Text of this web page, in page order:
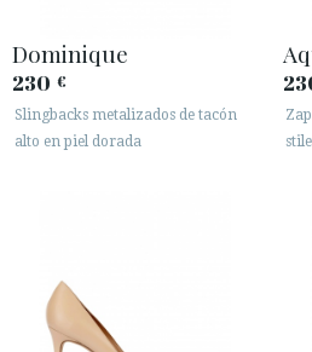
Dominique
230 €
Slingbacks metalizados de tacón
alto en piel dorada